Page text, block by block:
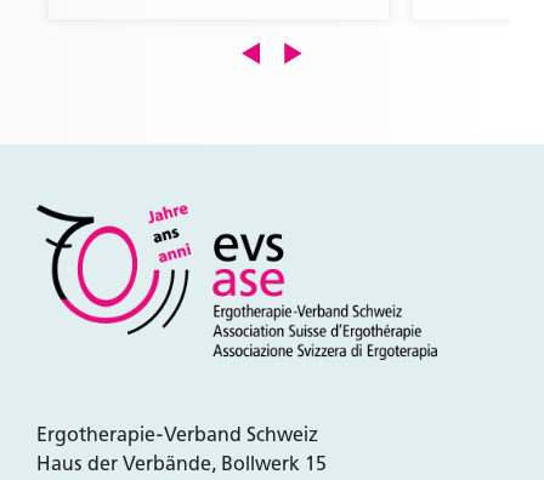
Ergotherapie-Verband Schweiz
Haus der Verbände, Bollwerk 15